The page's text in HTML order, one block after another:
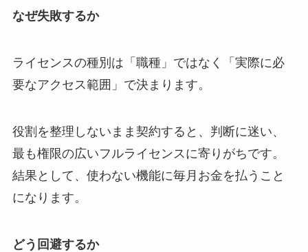
なぜ失敗するか
ライセンスの種別は「職種」ではなく「実際に必
要なアクセス範囲」で決まります。
役割を整理しないまま契約すると、判断に迷い、
最も権限の広いフルライセンスに寄りがちです。
結果として、使わない機能に毎月お金を払うこと
になります。
どう回避するか